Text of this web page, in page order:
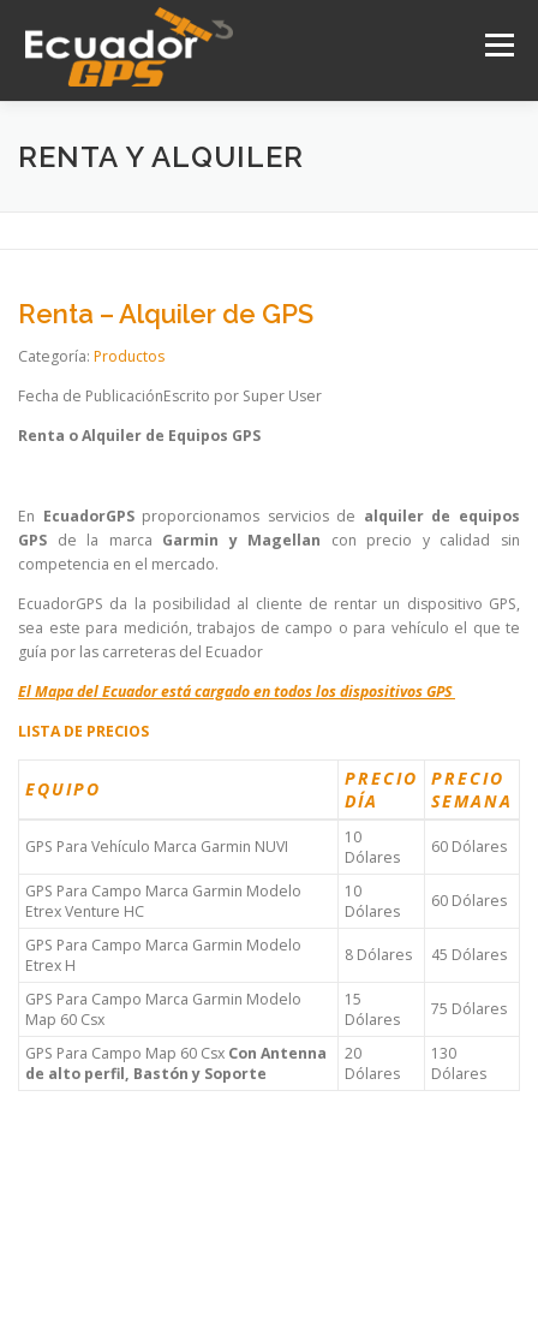
contenido
Menú
INICIO NOSOTROS
RENTA Y ALQUILER
Renta – Alquiler de GPS
Categoría: Productos
Fecha de PublicaciónEscrito por Super User
Renta o Alquiler de Equipos GPS
En EcuadorGPSproporcionamos servicios de alquiler de equipos
GPS de la marca Garmin y Magellan con precio y calidad sin
competencia en el mercado.
EcuadorGPS da la posibilidad al cliente de rentar un dispositivo GPS,
sea este para medición, trabajos de campo o para vehículo el que te
guía por las carreteras del Ecuador
El Mapa del Ecuador está cargado en todos los dispositivos GPS
LISTA DE PRECIOS
EQUIPO
PRECIO
DÍA
PRECIO
SEMANA
GPS Para Vehículo Marca Garmin NUVI
10
Dólares
60 Dólares
GPS Para Campo Marca Garmin Modelo
Etrex Venture HC
10
Dólares
60 Dólares
GPS Para Campo Marca Garmin Modelo
Etrex H
8 Dólares 45 Dólares
GPS Para Campo Marca Garmin Modelo
Map 60 Csx
15
Dólares
75 Dólares
GPS Para Campo Map 60 Csx Con Antenna
de alto perfil, Bastón y Soporte
20
Dólares
130
Dólares